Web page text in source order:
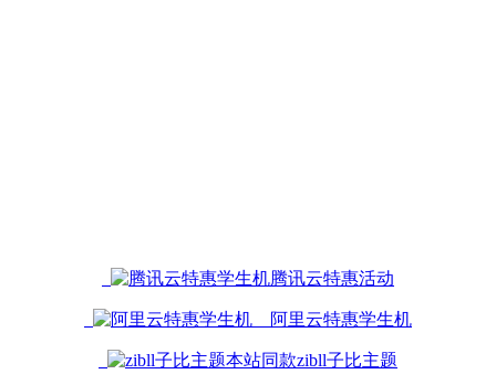
腾讯云特惠活动
阿里云特惠学生机
本站同款zibll子比主题